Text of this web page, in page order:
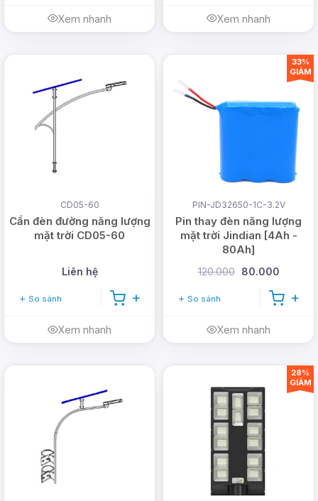
Xem nhanh Xem nhanh
CD05-60
Cần đèn đường năng lượng
mặt trời CD05-60
Liên hệ
So sánh
Xem nhanh
PIN-JD32650-1C-3.2V
Pin thay đèn năng lượng
mặt trời Jindian [4Ah -
80Ah]
120.000 80.000
So sánh
Xem nhanh
33%
GIẢM
28%
GIẢM